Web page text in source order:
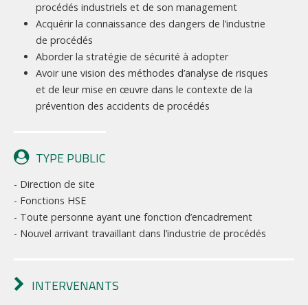
procédés industriels et de son management
Acquérir la connaissance des dangers de l’industrie
de procédés
Aborder la stratégie de sécurité à adopter
Avoir une vision des méthodes d’analyse de risques
et de leur mise en œuvre dans le contexte de la
prévention des accidents de procédés
TYPE PUBLIC
- Direction de site
- Fonctions HSE
- Toute personne ayant une fonction d’encadrement
- Nouvel arrivant travaillant dans l’industrie de procédés
INTERVENANTS